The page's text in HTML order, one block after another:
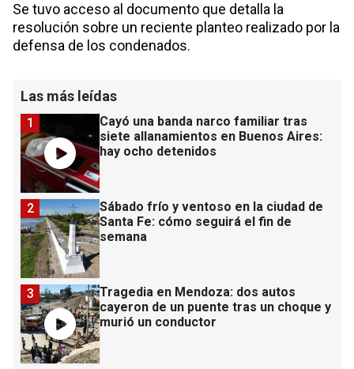
Se tuvo acceso al documento que detalla la
resolución sobre un reciente planteo realizado por la
defensa de los condenados.
Las más leídas
Cayó una banda narco familiar tras
siete allanamientos en Buenos Aires:
hay ocho detenidos
1
Sábado frío y ventoso en la ciudad de
Santa Fe: cómo seguirá el fin de
semana
2
Tragedia en Mendoza: dos autos
cayeron de un puente tras un choque y
murió un conductor
3